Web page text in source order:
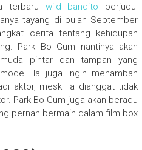
terbaru wild bandito berjudul
tayang di bulan September
cerita tentang kehidupan
Park Bo Gum nantinya akan
pintar dan tampan yang
Ia juga ingin menambah
aktor, meski ia dianggat tidak
Park Bo Gum juga akan beradu
pernah bermain dalam film box